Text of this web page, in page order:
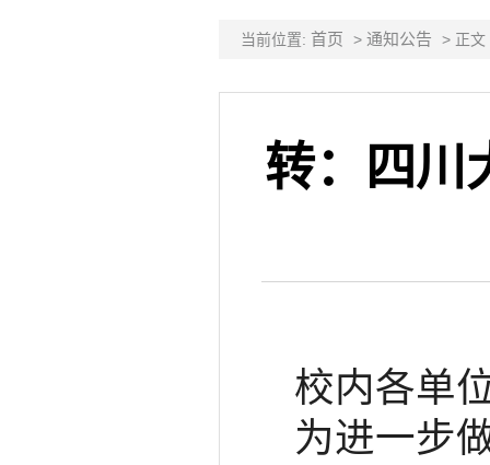
当前位置: 首页 > 通知公告 > 正文
转：四川
校内各单
为进一步